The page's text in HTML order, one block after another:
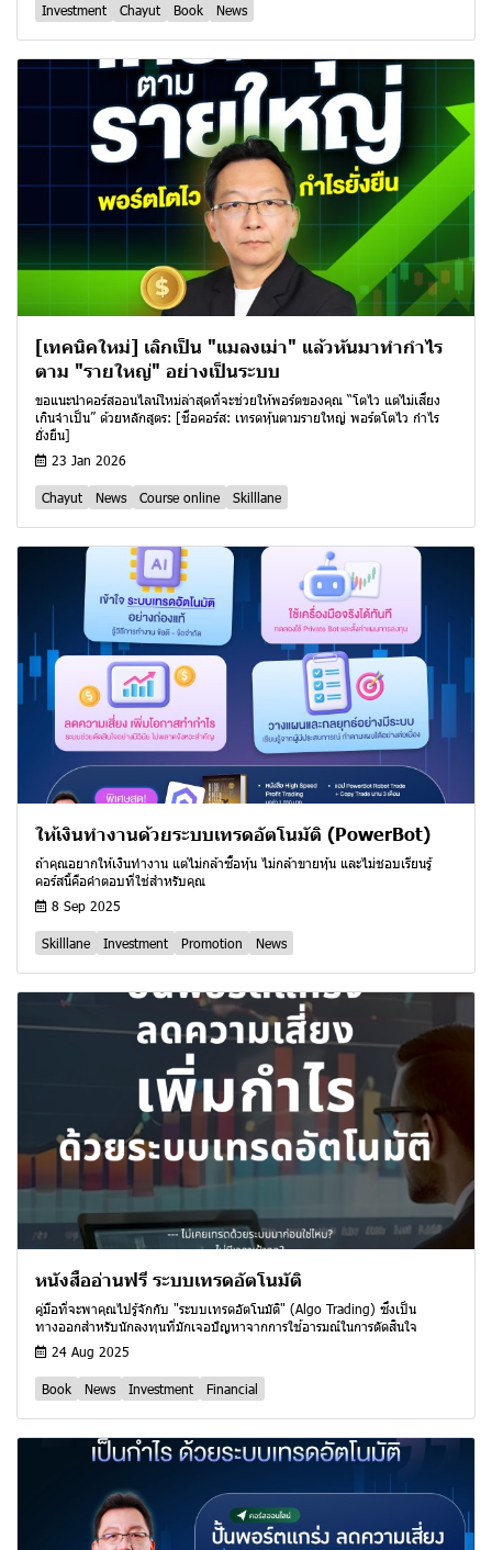
Investment Chayut Book News
[เทคนิคใหม่] เลิกเป็น "แมลงเม่า" แล้วหันมาทำกำไร
ตาม "รายใหญ่" อย่างเป็นระบบ
ขอแนะนำคอร์สออนไลน์ใหม่ล่าสุดที่จะช่วยให้พอร์ตของคุณ “โตไว แต่ไม่เสี่ยง
เกินจำเป็น” ด้วยหลักสูตร: [ชื่อคอร์ส: เทรดหุ้นตามรายใหญ่ พอร์ตโตไว กำไร
ยั่งยืน]
23 Jan 2026
Chayut News Course online Skilllane
ให้เงินทำงานด้วยระบบเทรดอัตโนมัติ (PowerBot)
ถ้าคุณอยากให้เงินทำงาน แต่ไม่กล้าซื้อหุ้น ไม่กล้าขายหุ้น และไม่ชอบเรียนรู้
คอร์สนี้คือคำตอบที่ใช่สำหรับคุณ
8 Sep 2025
Skilllane Investment Promotion News
หนังสืออ่านฟรี ระบบเทรดอัตโนมัติ
คู่มือที่จะพาคุณไปรู้จักกับ "ระบบเทรดอัตโนมัติ" (Algo Trading) ซึ่งเป็น
ทางออกสำหรับนักลงทุนที่มักเจอปัญหาจากการใช้อารมณ์ในการตัดสินใจ
24 Aug 2025
Book News Investment Financial